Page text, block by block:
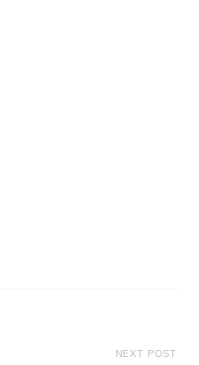
NEXT POST